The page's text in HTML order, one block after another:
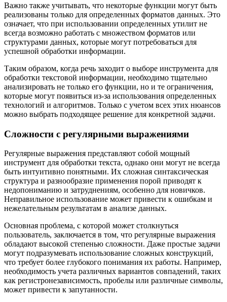
Важно также учитывать, что некоторые функции могут быть
реализованы только для определенных форматов данных. Это
означает, что при использовании определенных утилит не
всегда возможно работать с множеством форматов или
структурами данных, которые могут потребоваться для
успешной обработки информации.
Таким образом, когда речь заходит о выборе инструмента для
обработки текстовой информации, необходимо тщательно
анализировать не только его функции, но и те ограничения,
которые могут появиться из-за использования определенных
технологий и алгоритмов. Только с учетом всех этих нюансов
можно выбрать подходящее решение для конкретной задачи.
Сложности с регулярными выражениями
Регулярные выражения представляют собой мощный
инструмент для обработки текста, однако они могут не всегда
быть интуитивно понятными. Их сложная синтаксическая
структура и разнообразие применения порой приводят к
недопониманию и затруднениям, особенно для новичков.
Неправильное использование может привести к ошибкам и
нежелательным результатам в анализе данных.
Основная проблема, с которой может столкнуться
пользователь, заключается в том, что регулярные выражения
обладают высокой степенью сложности. Даже простые задачи
могут подразумевать использование сложных конструкций,
что требует более глубокого понимания их работы. Например,
необходимость учета различных вариантов совпадений, таких
как регистронезависимость, пробелы или различные символы,
может привести к запутанности.